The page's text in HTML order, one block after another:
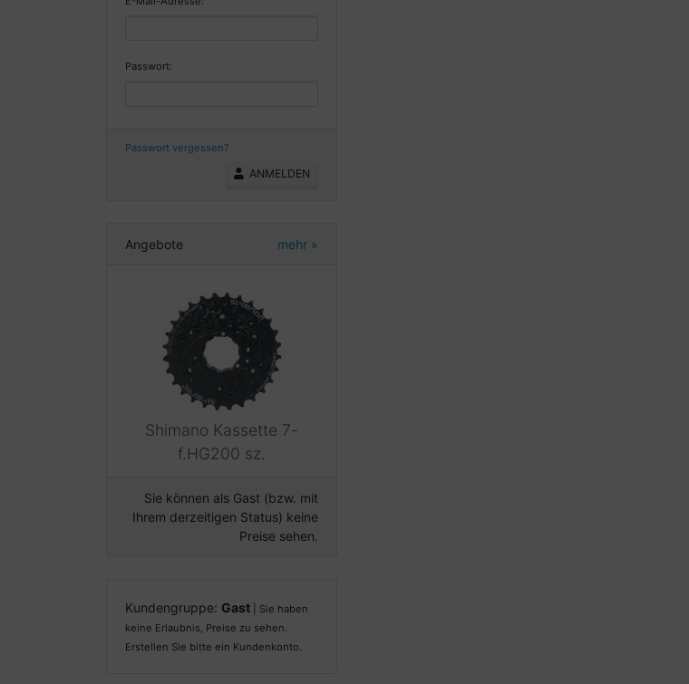
Passwort:
Passwort vergessen?
ANMELDEN
Angebote mehr »
Shimano Kassette 7-
f.HG200 sz.
Sie können als Gast (bzw. mit
Ihrem derzeitigen Status) keine
Preise sehen.
Kundengruppe: Gast | Sie haben
keine Erlaubnis, Preise zu sehen.
Erstellen Sie bitte ein Kundenkonto.